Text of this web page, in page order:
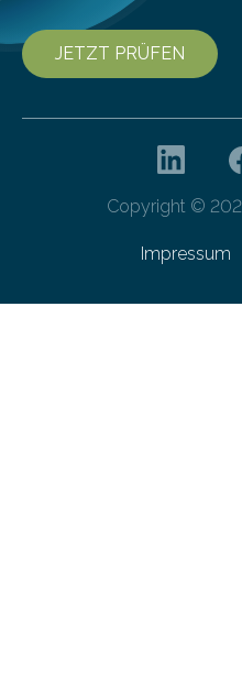
JETZT PRÜFEN
Copyright ©
Impressum